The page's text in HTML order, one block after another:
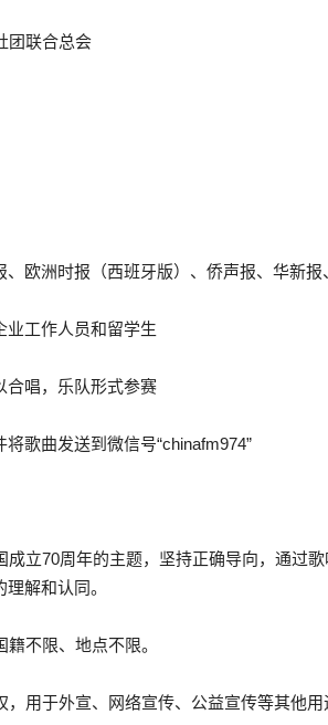
团联合总会
欧洲时报（西班牙版）、侨声报、华新报
业工作人员和留学生
合唱，乐队形式参赛
歌曲发送到微信号“chinafm974”
立70周年的主题，坚持正确导向，通过
解和认同。
不限、地点不限。
用于外宣、网络宣传、公益宣传等其他用